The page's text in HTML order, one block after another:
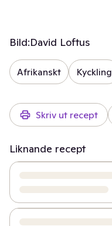
Bild:David Loftus
Afrikanskt Kyckling
Skriv ut recept
Liknande recept